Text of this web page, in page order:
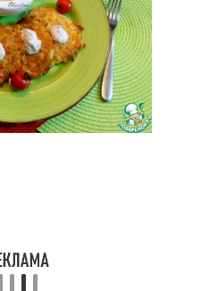
Томатный соус